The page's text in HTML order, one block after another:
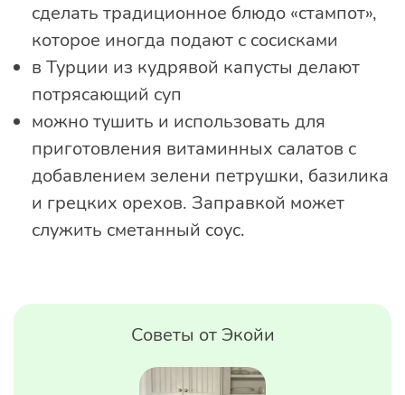
сделать традиционное блюдо «стампот»,
которое иногда подают с сосисками
в Турции из кудрявой капусты делают
потрясающий суп
можно тушить и использовать для
приготовления витаминных салатов с
добавлением зелени петрушки, базилика
и грецких орехов. Заправкой может
служить сметанный соус.
Советы от Экойи